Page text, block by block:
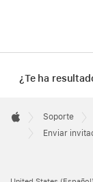
¿Te ha
Footer

Apple
Soporte
Enviar